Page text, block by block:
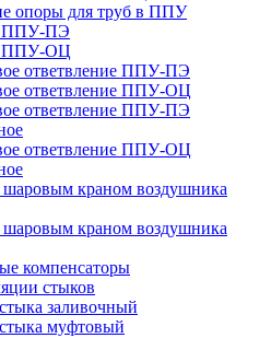
опоры для труб в ППУ
ППУ-ПЭ
ППУ-ОЦ
ответвление ППУ-ПЭ
ответвление ППУ-ОЦ
ответвление ППУ-ПЭ
ответвление ППУ-ОЦ
краном воздушника
краном воздушника
компенсаторы
стыков
заливочный
муфтовый